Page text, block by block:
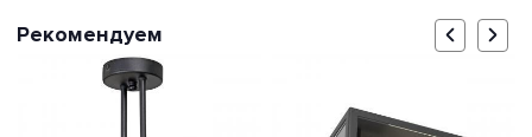
Рекомендуем